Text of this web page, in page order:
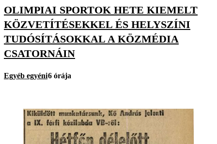
OLIMPIAI SPORTOK HETE KIEMELT
KÖZVETÍTÉSEKKEL ÉS HELYSZÍNI
TUDÓSÍTÁSOKKAL A KÖZMÉDIA
CSATORNÁIN
Egyéb egyéni6 órája